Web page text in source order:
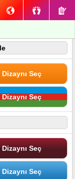
Dizaynı Seç
Dizaynı Seç
Seç
Dizaynı Seç